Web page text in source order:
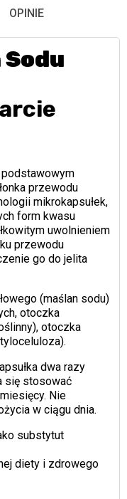
OPINIE
przewodu
mikrokapsułek,
form kwasu
uwolnieniem
przewodu
go do jelita
(maślan sodu)
otoczka
otoczka
dwa razy
się stosować
Nie
w ciągu dnia.
substytut
diety i zdrowego